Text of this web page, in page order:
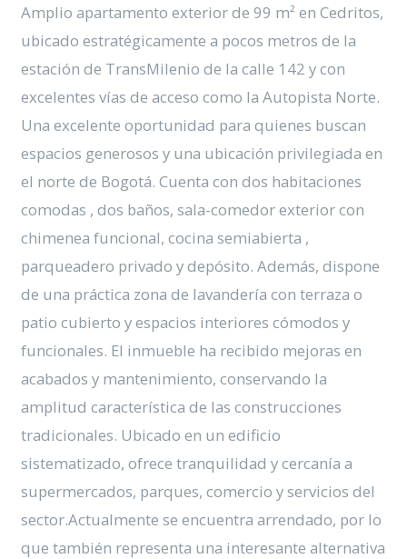
Amplio apartamento exterior de 99 m² en Cedritos,
ubicado estratégicamente a pocos metros de la
estación de TransMilenio de la calle 142 y con
excelentes vías de acceso como la Autopista Norte.
Una excelente oportunidad para quienes buscan
espacios generosos y una ubicación privilegiada en
el norte de Bogotá. Cuenta con dos habitaciones
comodas , dos baños, sala-comedor exterior con
chimenea funcional, cocina semiabierta ,
parqueadero privado y depósito. Además, dispone
de una práctica zona de lavandería con terraza o
patio cubierto y espacios interiores cómodos y
funcionales. El inmueble ha recibido mejoras en
acabados y mantenimiento, conservando la
amplitud característica de las construcciones
tradicionales. Ubicado en un edificio
sistematizado, ofrece tranquilidad y cercanía a
supermercados, parques, comercio y servicios del
sector.Actualmente se encuentra arrendado, por lo
que también representa una interesante alternativa